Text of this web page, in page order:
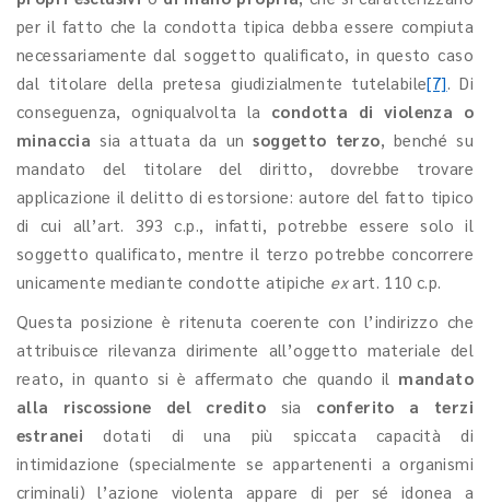
per il fatto che la condotta tipica debba essere compiuta
necessariamente dal soggetto qualificato, in questo caso
dal titolare della pretesa giudizialmente tutelabile[7]. Di
conseguenza, ogniqualvolta la condotta di violenza o
minaccia sia attuata da unsoggetto terzo, benché su
mandato del titolare del diritto, dovrebbe trovare
applicazione il delitto di estorsione: autore del fatto tipico
di cui all’art. 393 c.p., infatti, potrebbe essere solo il
soggetto qualificato, mentre il terzo potrebbe concorrere
unicamente mediante condotte atipiche exart. 110 c.p.
Questa posizione è ritenuta coerente con l’indirizzo che
attribuisce rilevanza dirimente all’oggetto materiale del
reato, in quanto si è affermato che quando il mandato
alla riscossione del credito sia conferito a terzi
estranei dotati di una più spiccata capacità di
intimidazione (specialmente se appartenenti a organismi
criminali) l’azione violenta appare di per sé idonea a